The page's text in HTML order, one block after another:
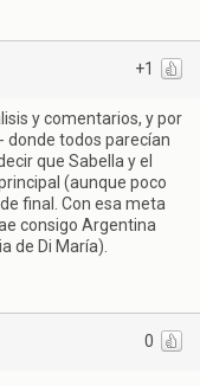
+1
y comentarios, y por
donde todos parecían
que Sabella y el
(aunque poco
final. Con esa meta
consigo Argentina
de Di María).
0